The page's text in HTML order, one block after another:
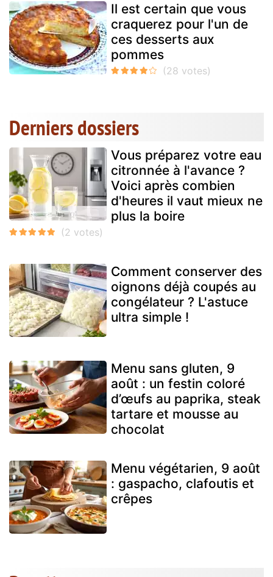
Il est certain que vous
craquerez pour l'un de
ces desserts aux
pommes
Derniers dossiers
Vous préparez votre eau
citronnée à l'avance ?
Voici après combien
d'heures il vaut mieux ne
plus la boire
Comment conserver des
oignons déjà coupés au
congélateur ? L'astuce
ultra simple !
Menu sans gluten, 9
août : un festin coloré
d’œufs au paprika, steak
tartare et mousse au
chocolat
Menu végétarien, 9 août
: gaspacho, clafoutis et
crêpes